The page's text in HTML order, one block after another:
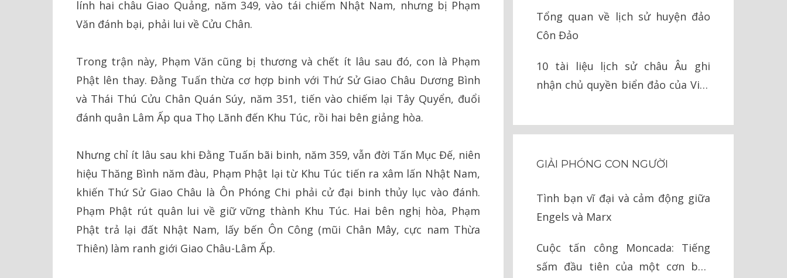
lính hai châu Giao Quảng, năm 349, vào tái chiếm Nhật Nam, nhưng bị Phạm
Văn đánh bại, phải lui về Cửu Chân.
Trong trận này, Phạm Văn cũng bị thương và chết ít lâu sau đó, con là Phạm
Phật lên thay. Đằng Tuấn thừa cơ hợp binh với Thứ Sử Giao Châu Dương Bình
và Thái Thú Cửu Chân Quán Súy, năm 351, tiến vào chiếm lại Tây Quyển, đuổi
đánh quân Lâm Ấp qua Thọ Lãnh đến Khu Túc, rồi hai bên giảng hòa.
Nhưng chỉ ít lâu sau khi Đằng Tuấn bãi binh, năm 359, vẫn đời Tấn Mục Đế, niên
hiệu Thăng Bình năm đàu, Phạm Phật lại từ Khu Túc tiến ra xâm lấn Nhật Nam,
khiến Thứ Sử Giao Châu là Ôn Phóng Chi phải cử đại binh thủy lục vào đánh.
Phạm Phật rút quân lui về giữ vững thành Khu Túc. Hai bên nghị hòa, Phạm
Phật trả lại đất Nhật Nam, lấy bến Ôn Công (mũi Chân Mây, cực nam Thừa
Thiên) làm ranh giới Giao Châu-Lâm Ấp.
Tổng quan về lịch sử huyện đảo
Côn Đảo
10 tài liệu lịch sử châu Âu ghi
nhận chủ quyền biển đảo của Việt
GIẢI PHÓNG CON NGƯỜI
Tình bạn vĩ đại và cảm động giữa
Engels và Marx
Cuộc tấn công Moncada: Tiếng
sấm đầu tiên của một cơn bão